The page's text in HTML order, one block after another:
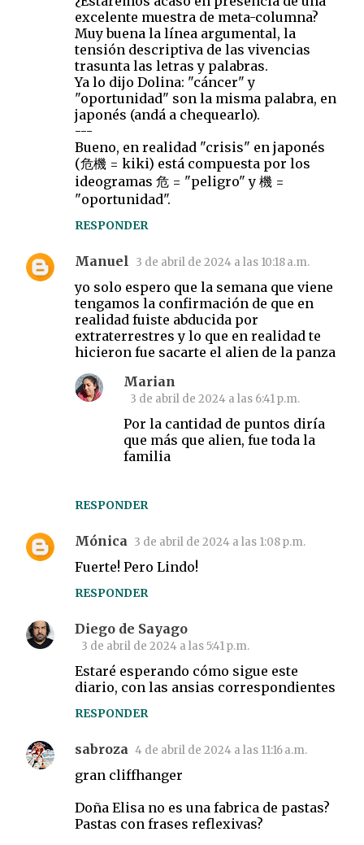
excelente muestra de meta-columna?
Muy buena la línea argumental, la
tensión descriptiva de las vivencias
trasunta las letras y palabras.
Ya lo dijo Dolina: "cáncer" y
"oportunidad" son la misma palabra, en
japonés (andá a chequearlo).
---
Bueno, en realidad "crisis" en japonés
(危機 = kiki) está compuesta por los
ideogramas 危 = "peligro" y 機 =
"oportunidad".
RESPONDER
Manuel 3 de abril de 2024 a las 10:18 a.m.
yo solo espero que la semana que viene
tengamos la confirmación de que en
realidad fuiste abducida por
extraterrestres y lo que en realidad te
hicieron fue sacarte el alien de la panza
RESPONDER
Marian
3 de abril de 2024 a las 6:41 p.m.
Por la cantidad de puntos diría
que más que alien, fue toda la
familia
Mónica 3 de abril de 2024 a las 1:08 p.m.
Fuerte! Pero Lindo!
RESPONDER
Diego de Sayago
3 de abril de 2024 a las 5:41 p.m.
Estaré esperando cómo sigue este
diario, con las ansias correspondientes
RESPONDER
sabroza 4 de abril de 2024 a las 11:16 a.m.
gran cliffhanger
Doña Elisa no es una fabrica de pastas?
Pastas con frases reflexivas?